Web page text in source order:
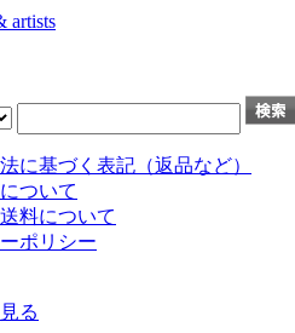
に基づく表記（返品など）
ついて
料について
ポリシー